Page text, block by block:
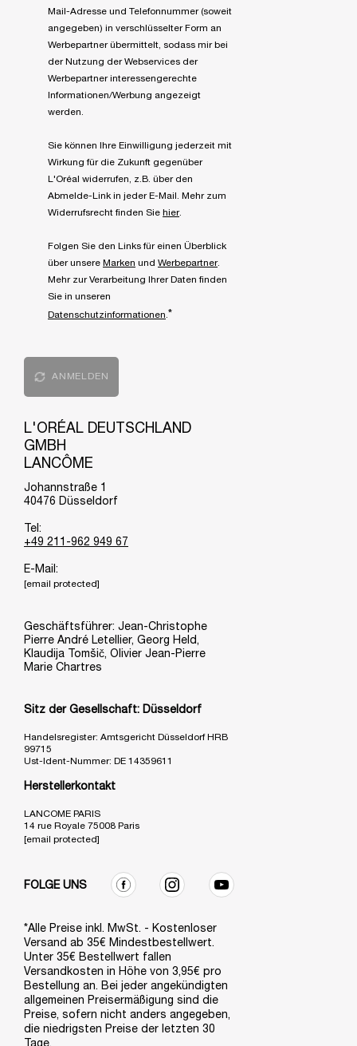
Mail-Adresse und Telefonnummer (soweit
angegeben) in verschlüsselter Form an
Werbepartner übermittelt, sodass mir bei
der Nutzung der Webservices der
Werbepartner interessengerechte
Informationen/Werbung angezeigt
werden.
Sie können Ihre Einwilligung jederzeit mit
Wirkung für die Zukunft gegenüber
L'Oréal widerrufen, z.B. über den
Abmelde-Link in jeder E-Mail. Mehr zum
Widerrufsrecht finden Sie hier.
Folgen Sie den Links für einen Überblick
über unsere Marken und Werbepartner.
Mehr zur Verarbeitung Ihrer Daten finden
Sie in unseren
Datenschutzinformationen *
ANMELDEN
L'ORÉAL DEUTSCHLAND
GMBH
LANCÔME
Johannstraße 1
40476 Düsseldorf
Tel:
+49 211-962 949 67
E-Mail:
[email protected]
Geschäftsführer: Jean-Christophe
Pierre André Letellier, Georg Held,
Klaudija Tomšič, Olivier Jean-Pierre
Marie Chartres
Sitz der Gesellschaft: Düsseldorf
Handelsregister: Amtsgericht Düsseldorf HRB
99715
Ust-Ident-Nummer: DE 14359611
Herstellerkontakt
LANCOME PARIS
14 rue Royale 75008 Paris
[email protected]
FOLGE UNS
*Alle Preise inkl. MwSt. - Kostenloser
Versand ab 35€ Mindestbestellwert.
Unter 35€ Bestellwert fallen
Versandkosten in Höhe von 3,95€ pro
Bestellung an. Bei jeder angekündigten
allgemeinen Preisermäßigung sind die
Preise, sofern nicht anders angegeben,
die niedrigsten Preise der letzten 30